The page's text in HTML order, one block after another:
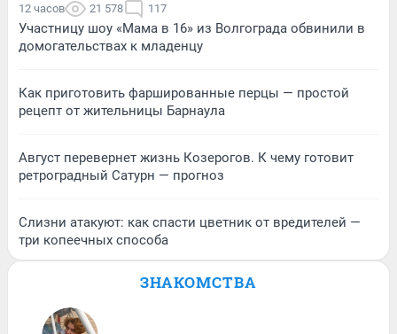
12 часов 21 578 117
Участницу шоу «Мама в 16» из Волгограда обвинили в
домогательствах к младенцу
Как приготовить фаршированные перцы — простой
рецепт от жительницы Барнаула
Август перевернет жизнь Козерогов. К чему готовит
ретроградный Сатурн — прогноз
Слизни атакуют: как спасти цветник от вредителей —
три копеечных способа
ЗНАКОМСТВА